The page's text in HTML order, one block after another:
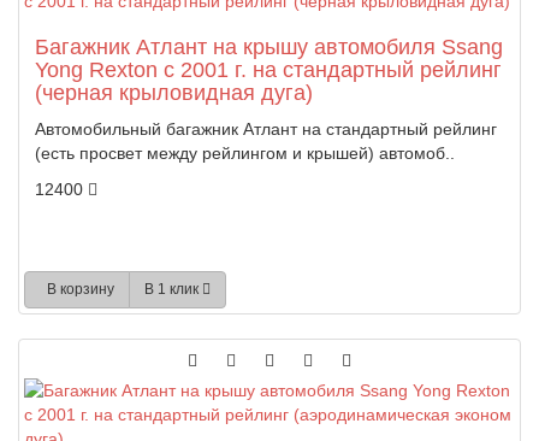
Багажник Атлант на крышу автомобиля Ssang
Yong Rexton с 2001 г. на стандартный рейлинг
(черная крыловидная дуга)
Автомобильный багажник Атлант на стандартный рейлинг
(есть просвет между рейлингом и крышей) автомоб..
12400
В корзину В 1 клик